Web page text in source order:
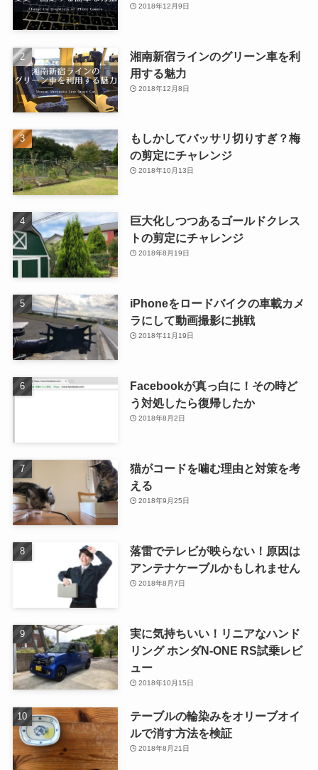
2018年12月9日
湘南新宿ラインのグリーン車を利
用する魅力
2018年12月8日
もしかしてバッサリ切りすぎ？梅
の剪定にチャレンジ
2018年10月13日
巨大化しつつあるゴールドクレス
トの剪定にチャレンジ
2018年8月19日
iPhoneをロードバイクの車載カメ
ラにして動画撮影に挑戦
2018年11月19日
Facebookが真っ白に！その時ど
う対処したら復帰したか
2018年8月2日
猫がコードを噛む理由と対策を考
える
2018年9月25日
落雷でテレビが映らない！原因は
アンテナケーブルかもしれません
2018年8月7日
実に気持ちいい！リニアなハンド
リング ホンダN-ONE RS試乗レビ
ュー
2018年10月15日
テーブルの輪染みをオリーブオイ
ルで消す方法を検証
2018年8月21日